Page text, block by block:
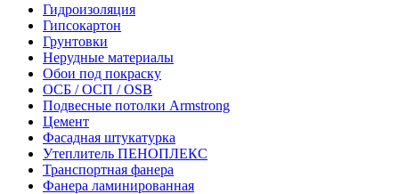
Гидроизоляция
Гипсокартон
Грунтовки
Нерудные материалы
Обои под покраску
ОСБ / ОСП / OSB
Подвесные потолки Armstrong
Цемент
Фасадная штукатурка
Утеплитель ПЕНОПЛЕКС
Транспортная фанера
Фанера ламинированная